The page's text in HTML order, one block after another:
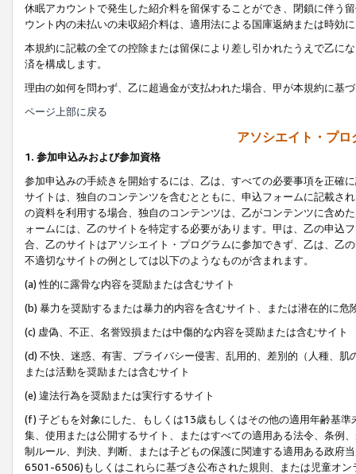
休眠アカウントで発生した紹介料を留保することができ、閉鎖に伴う
ウント内の未払いの未収紹介料は、適用法による国庫返納または時効
本規約に記載の全ての控除または留保により差し引かれたうえで乙に
済を構成します。
理由の如何を問わず、乙に超過金が支払われた場合、甲が本規約に基
ページ上部に戻る
アソシエイト・プ
1. 参加申込みおよび参加資格
参加申込みの手続きを開始するには、乙は、すべての必要事項を正確
サイトは、独自のコンテンツを含むとともに、申込フォームに記載さ
の資料を利用する場合、独自のコンテンツは、乙がコンテンツに含め
ォームには、乙のサイトを特定する必要があります。甲は、乙の申込
合、乙のサイトはアソシエイト・プログラムに参加できず、乙は、乙
不適切なサイトの例としては以下のようなものが含まれます。
(a) 性的に露骨な内容を奨励または含むサイト
(b) 暴力を奨励するまたは暴力的内容を含むサイト、または潜在的に
(c) 虚偽、不正、名誉毀損または中傷的な内容を奨励または含むサイト
(d) 不快、迷惑、有害、プライバシー侵害、乱用的、差別的（人種、
または活動を奨励または含むサイト
(e) 違法行為を奨励または実行するサイト
(f) 子どもを対象にした、もしくは13歳もしくはその他の適用年齢基
集、使用または公開するサイト、またはすべての適用ある法令、条例
制ルール、判決、判断、または子どもの保護に関連する適用ある政府
6501-6506)もしくはこれらに基づき公布された規則、または児童オン